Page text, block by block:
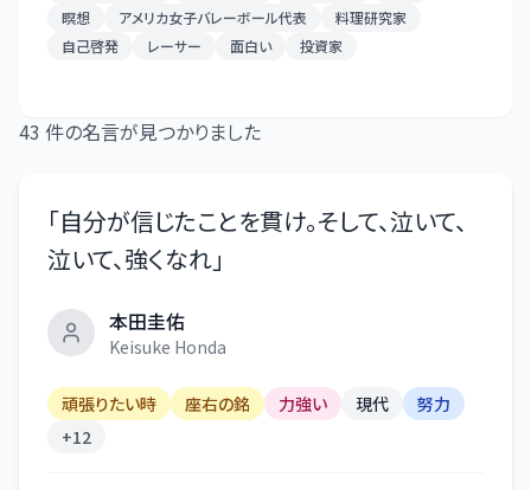
瞑想
アメリカ女子バレーボール代表
料理研究家
自己啓発
レーサー 面白い 投資家
43 件の名言が見つかりました
「自分が信じたことを貫け。そして、泣いて、
泣いて、強くなれ」
本田圭佑
Keisuke Honda
頑張りたい時 座右の銘 力強い 現代
努力
+12